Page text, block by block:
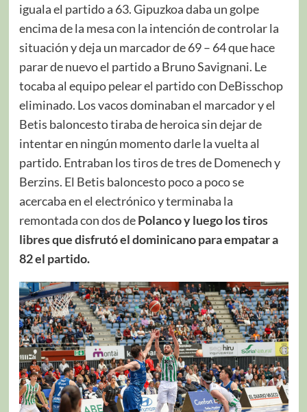
iguala el partido a 63. Gipuzkoa daba un golpe
encima de la mesa con la intención de controlar la
situación y deja un marcador de 69 – 64 que hace
parar de nuevo el partido a Bruno Savignani. Le
tocaba al equipo pelear el partido con DeBisschop
eliminado. Los vacos dominaban el marcador y el
Betis baloncesto tiraba de heroica sin dejar de
intentar en ningún momento darle la vuelta al
partido. Entraban los tiros de tres de Domenech y
Berzins. El Betis baloncesto poco a poco se
acercaba en el electrónico y terminaba la
remontada con dos dePolanco y luego los tiros
libres que disfrutó el dominicano para empatar a
82 el partido.